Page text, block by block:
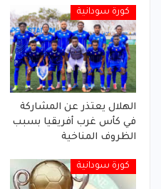
كورة سودانية
الهلال يعتذر عن المشاركة
في كأس غرب أفريقيا بسبب
الظروف المناخية
كورة سودانية